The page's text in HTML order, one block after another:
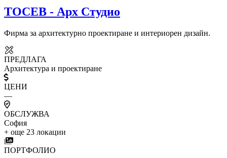
ТОСЕВ - Арх Студио
Фирма за архитектурно проектиране и интериорен дизайн.
ПРЕДЛАГА
Архитектура и проектиране
ЦЕНИ
—
ОБСЛУЖВА
София
+ още 23 локации
ПОРТФОЛИО